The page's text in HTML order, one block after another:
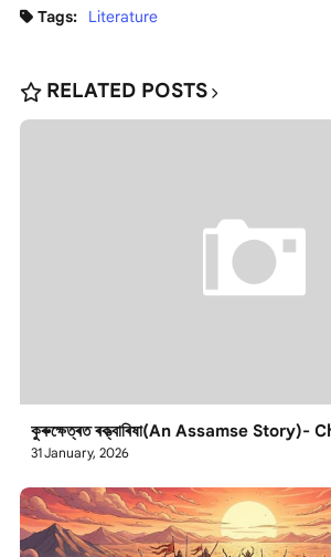
Tags: Literature
RELATED POSTS
কুৰুক্ষেত্ৰত ৰক্ত্বাৰিষা(An Assamse Story)-
31 January, 2026